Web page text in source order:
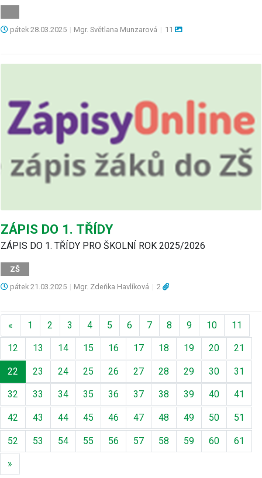
pátek 28.03.2025 | Mgr. Světlana Munzarová | 11
ZÁPIS DO 1. TŘÍDY
ZÁPIS DO 1. TŘÍDY PRO ŠKOLNÍ ROK 2025/2026
ZŠ
pátek 21.03.2025 | Mgr. Zdeňka Havlíková | 2
« Předchozí
1 2 3 4 5 6 7 8 9 10 11
12 13 14 15 16 17 18 19 20 21
22 23 24 25 26 27 28 29 30 31
32 33 34 35 36 37 38 39 40 41
42 43 44 45 46 47 48 49 50 51
52 53 54 55 56 57 58 59 60 61
»